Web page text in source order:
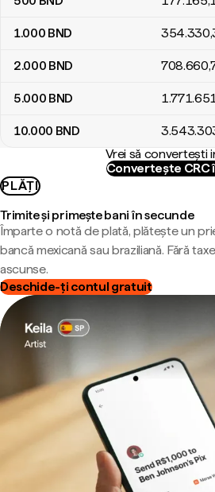
1.000 BND 354.330
2.000 BND 708.660
5.000 BND
10.000 BND
Vrei să convertești
Convertește CRC
PLĂȚI
Trimite și primește bani în secunde
Împarte o notă de plată, plătește un
bancă mexicană sau braziliană. Fără
ascunse.
Deschide-ți contul gratuit